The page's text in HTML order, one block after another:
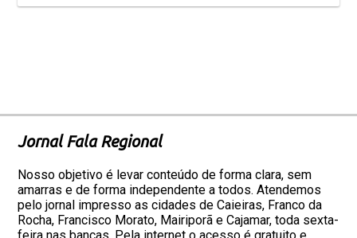
Jornal Fala Regional
Nosso objetivo é levar conteúdo de forma clara, sem
amarras e de forma independente a todos. Atendemos
pelo jornal impresso as cidades de Caieiras, Franco da
Rocha, Francisco Morato, Mairiporã e Cajamar, toda sexta-